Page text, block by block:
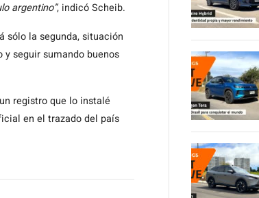
argentino”, indicó Scheib.
sólo la segunda, situación
seguir sumando buenos
registro que lo instalé
en el trazado del país